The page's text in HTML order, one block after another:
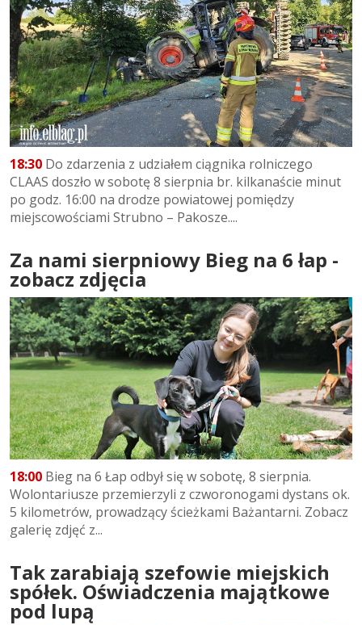
18:30 Do zdarzenia z udziałem ciągnika rolniczego
CLAAS doszło w sobotę 8 sierpnia br. kilkanaście minut
po godz. 16:00 na drodze powiatowej pomiędzy
miejscowościami Strubno – Pakosze....
Za nami sierpniowy Bieg na 6 łap -
zobacz zdjęcia
18:00 Bieg na 6 Łap odbył się w sobotę, 8 sierpnia.
Wolontariusze przemierzyli z czworonogami dystans ok.
5 kilometrów, prowadzący ścieżkami Bażantarni. Zobacz
galerię zdjęć z...
Tak zarabiają szefowie miejskich
spółek. Oświadczenia majątkowe
pod lupą